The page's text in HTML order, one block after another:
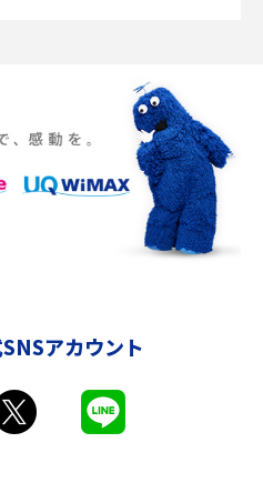
ットとは？選び方や向いている方の特
ススメの選び方は？メリット・デメリ
メリット・デメリットを解説
メリット・デメリットや選び方を解説
アカウント